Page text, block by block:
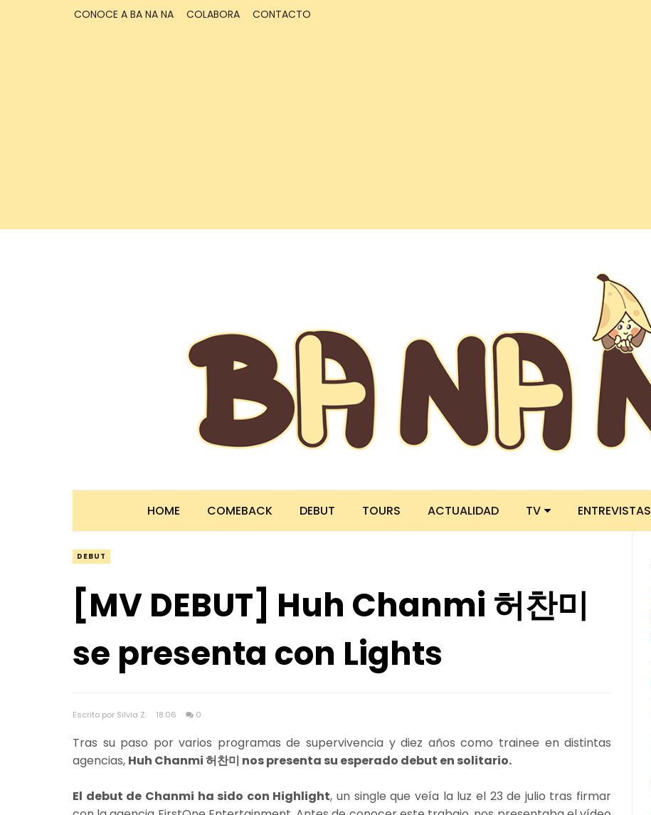
CONOCE A BA NA NA COLABORA CONTACTO
HOME COMEBACK DEBUT TOURS ACTUALIDAD TV ENTREVISTAS
DEBUT
[MV DEBUT] Huh Chanmi 허찬미
se presenta con Lights
Escrito por Silvia Z. 18:06 0
Tras su paso por varios programas de supervivencia y diez años como trainee en distintas
agencias, Huh Chanmi 허찬미 nos presenta su esperado debut en solitario.
El debut de Chanmi ha sido con Highlight, un single que veía la luz el 23 de julio tras firmar